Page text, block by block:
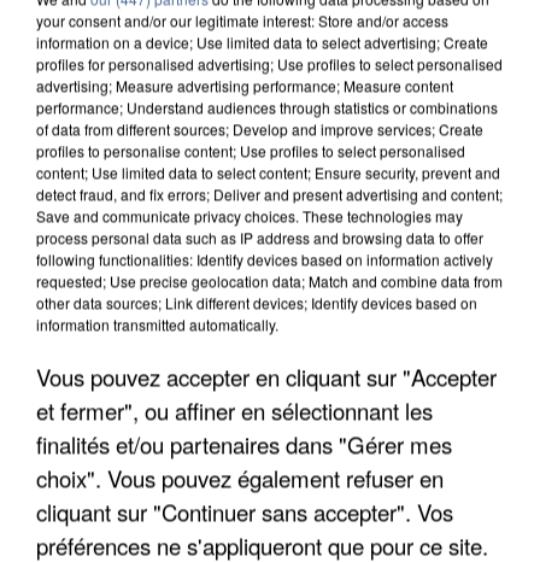
APRÈS TOUTES CES CANICULES, LES REFUGES
your consent and/or our legitimate interest: Store and/or access
information on a device; Use limited data to select advertising; Create
profiles for personalised advertising; Use profiles to select personalised
advertising; Measure advertising performance; Measure content
performance; Understand audiences through statistics or combinations
of data from different sources; Develop and improve services; Create
profiles to personalise content; Use profiles to select personalised
content; Use limited data to select content; Ensure security, prevent and
detect fraud, and fix errors; Deliver and present advertising and content;
Save and communicate privacy choices. These technologies may
process personal data such as IP address and browsing data to offer
following functionalities: Identify devices based on information actively
requested; Use precise geolocation data; Match and combine data from
other data sources; Link different devices; Identify devices based on
information transmitted automatically.
Vous pouvez accepter en cliquant sur "Accepter
et fermer", ou affiner en sélectionnant les
finalités et/ou partenaires dans "Gérer mes
choix". Vous pouvez également refuser en
cliquant sur "Continuer sans accepter". Vos
préférences ne s'appliqueront que pour ce site.